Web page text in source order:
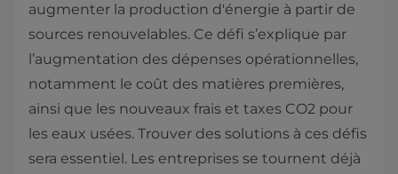
augmenter la production d'énergie à partir de
sources renouvelables. Ce défi s’explique par
l’augmentation des dépenses opérationnelles,
notamment le coût des matières premières,
ainsi que les nouveaux frais et taxes CO2 pour
les eaux usées. Trouver des solutions à ces défis
sera essentiel. Les entreprises se tournent déjà